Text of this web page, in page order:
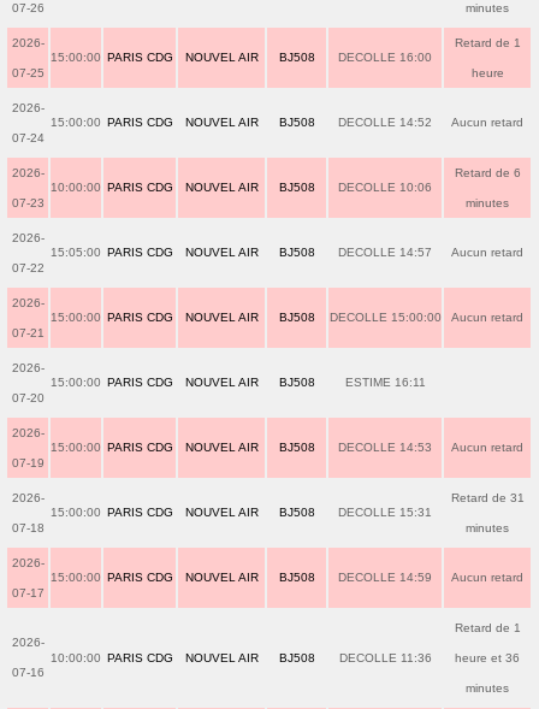
07-26 minutes
2026-
07-25
15:00:00 PARIS CDG NOUVEL AIR BJ508 DECOLLE 16:00
Retard de 1
heure
2026-
07-24
15:00:00 PARIS CDG NOUVEL AIR BJ508 DECOLLE 14:52 Aucun retard
2026-
07-23
10:00:00 PARIS CDG NOUVEL AIR BJ508 DECOLLE 10:06
Retard de 6
minutes
2026-
07-22
15:05:00 PARIS CDG NOUVEL AIR BJ508 DECOLLE 14:57 Aucun retard
2026-
07-21
15:00:00 PARIS CDG NOUVEL AIR BJ508 DECOLLE 15:00:00 Aucun retard
2026-
07-20
15:00:00 PARIS CDG NOUVEL AIR BJ508 ESTIME 16:11
2026-
07-19
15:00:00 PARIS CDG NOUVEL AIR BJ508 DECOLLE 14:53 Aucun retard
2026-
07-18
15:00:00 PARIS CDG NOUVEL AIR BJ508 DECOLLE 15:31
Retard de 31
minutes
2026-
07-17
15:00:00 PARIS CDG NOUVEL AIR BJ508 DECOLLE 14:59 Aucun retard
2026-
07-16
10:00:00 PARIS CDG NOUVEL AIR BJ508 DECOLLE 11:36
Retard de 1
heure et 36
minutes